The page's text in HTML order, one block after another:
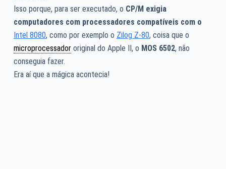
Isso porque, para ser executado, o CP/M exigia
computadores com processadores compatíveis com o
Intel 8080, como por exemplo o Zilog Z-80, coisa que o
microprocessadororiginal do Apple II, o MOS 6502, não
conseguia fazer.
Era aí que a mágica acontecia!